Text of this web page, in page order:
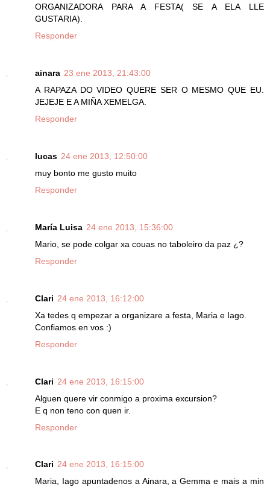
ORGANIZADORA PARA A FESTA( SE A ELA LLE
GUSTARIA).
Responder
ainara 23 ene 2013, 21:43:00
A RAPAZA DO VIDEO QUERE SER O MESMO QUE EU.
JEJEJE E A MIÑA XEMELGA.
Responder
lucas 24 ene 2013, 12:50:00
muy bonto me gusto muito
Responder
María Luisa 24 ene 2013, 15:36:00
Mario, se pode colgar xa couas no taboleiro da paz ¿?
Responder
Clari 24 ene 2013, 16:12:00
Xa tedes q empezar a organizare a festa, Maria e Iago.
Confiamos en vos :)
Responder
Clari 24 ene 2013, 16:15:00
Alguen quere vir conmigo a proxima excursion?
E q non teno con quen ir.
Responder
Clari 24 ene 2013, 16:15:00
Maria, Iago apuntadenos a Ainara, a Gemma e mais a min